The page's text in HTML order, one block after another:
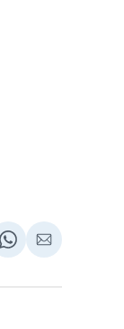
Share
WhatsApp
Compartilhar
Email